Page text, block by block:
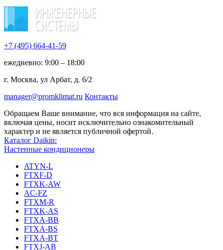
+7 (495) 664-41-59
ежедневно: 9:00 – 18:00
г. Москва, ул Арбат, д. 6/2
manager@promklimat.ru Контакты
Обращаем Ваше внимание, что вся информация на сайте,
включая цены, носит исключительно ознакомительный
характер и не является публичной офертой.
Каталог Daikin:
Настенные кондиционеры
ATYN-L
FTXF-D
FTXK-AW
AC-FZ
FTXM-R
FTXK-AS
FTXA-BB
FTXA-BS
FTXA-BT
FTXJ-AB